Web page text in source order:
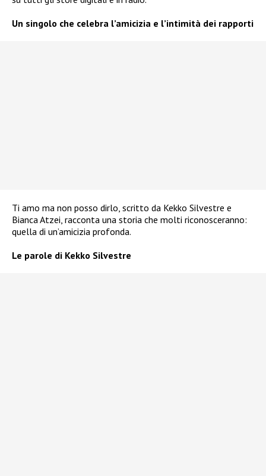
Un singolo che celebra l’amicizia e l’intimità dei rapporti
Ti amo ma non posso dirlo, scritto da Kekko Silvestre e
Bianca Atzei, racconta una storia che molti riconosceranno:
quella di un’amicizia profonda.
Le parole di Kekko Silvestre